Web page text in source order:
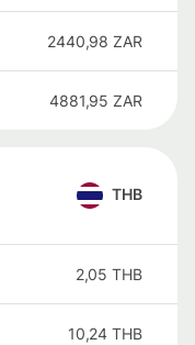
2440,98 ZAR
4881,95 ZAR
THB
2,05 THB
10,24 THB